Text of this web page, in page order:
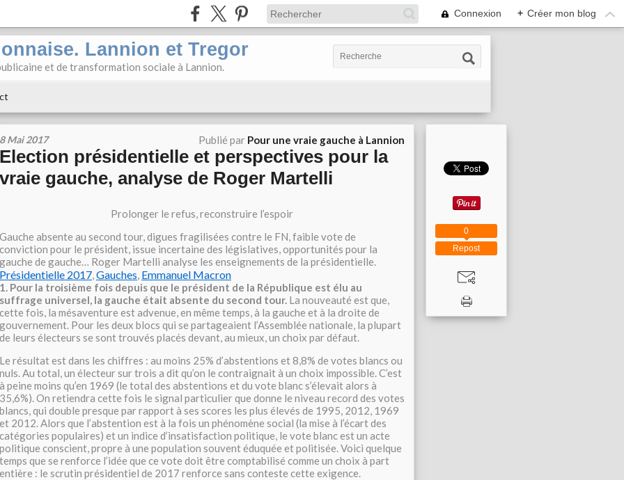
Connexion + Créer mon blog
Lannion et Tregor
et de transformation sociale à Lannion.
8 Mai 2017 Publié par Pour une vraie gauche à Lannion
Election présidentielle et perspectives pour la
vraie gauche, analyse de Roger Martelli
Prolonger le refus, reconstruire l’espoir
Gauche absente au second tour, digues fragilisées contre le FN, faible vote de
conviction pour le président, issue incertaine des législatives, opportunités pour la
gauche de gauche… Roger Martelli analyse les enseignements de la présidentielle.
Présidentielle 2017,Gauches, Emmanuel Macron
1. Pour la troisième fois depuis que le président de la République est élu au
suffrage universel, la gauche était absente du second tour. La nouveauté est que,
cette fois, la mésaventure est advenue, en même temps, à la gauche et à la droite de
gouvernement. Pour les deux blocs qui se partageaient l’Assemblée nationale, la plupart
de leurs électeurs se sont trouvés placés devant, au mieux, un choix par défaut.
Le résultat est dans les chiffres : au moins 25% d’abstentions et 8,8% de votes blancs ou
nuls. Au total, un électeur sur trois a dit qu’on le contraignait à un choix impossible. C’est
à peine moins qu’en 1969 (le total des abstentions et du vote blanc s’élevait alors à
35,6%). On retiendra cette fois le signal particulier que donne le niveau record des votes
blancs, qui double presque par rapport à ses scores les plus élevés de 1995, 2012, 1969
et 2012. Alors que l’abstention est à la fois un phénomène social (la mise à l’écart des
catégories populaires) et un indice d’insatisfaction politique, le vote blanc est un acte
politique conscient, propre à une population souvent éduquée et politisée. Voici quelque
temps que se renforce l’idée que ce vote doit être comptabilisé comme un choix à part
entière : le scrutin présidentiel de 2017 renforce sans conteste cette exigence.
Repost
0